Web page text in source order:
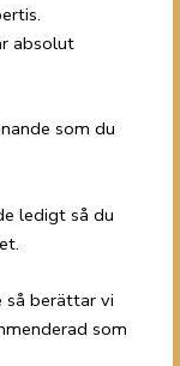
absolut
som du
ledigt så du
berättar vi
som